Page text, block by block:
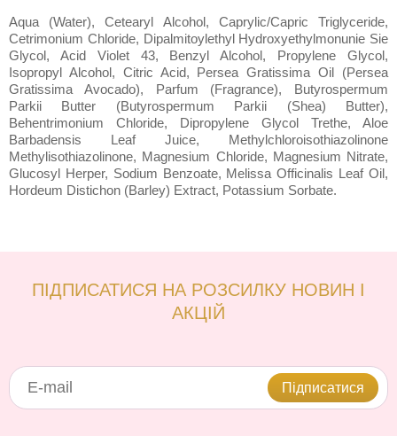
Aqua (Water), Cetearyl Alcohol, Caprylic/Capric Triglyceride,
Cetrimonium Chloride, Dipalmitoylethyl Hydroxyethylmonunie Sie
Glycol, Acid Violet 43, Benzyl Alcohol, Propylene Glycol,
Isopropyl Alcohol, Citric Acid, Persea Gratissima Oil (Persea
Gratissima Avocado), Parfum (Fragrance), Butyrospermum
Parkii Butter (Butyrospermum Parkii (Shea) Butter),
Behentrimonium Chloride, Dipropylene Glycol Trethe, Aloe
Barbadensis Leaf Juice, Methylchloroisothiazolinone
Methylisothiazolinone, Magnesium Chloride, Magnesium Nitrate,
Glucosyl Herper, Sodium Benzoate, Melissa Officinalis Leaf Oil,
Hordeum Distichon (Barley) Extract, Potassium Sorbate.
ПІДПИСАТИСЯ НА РОЗСИЛКУ НОВИН І
АКЦІЙ
Підписатися